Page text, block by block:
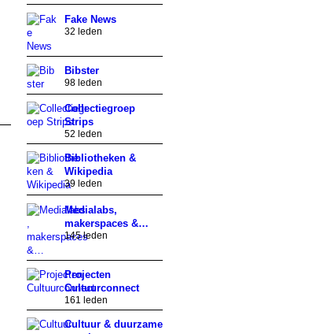
Fake News
32 leden
Bibster
98 leden
Collectiegroep
Strips
52 leden
Bibliotheken &
Wikipedia
39 leden
Medialabs,
makerspaces &…
145 leden
Projecten
Cultuurconnect
161 leden
Cultuur & duurzame